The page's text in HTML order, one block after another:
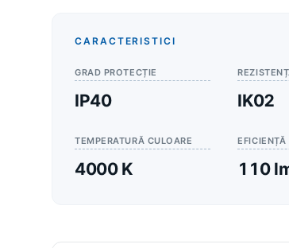
CARACTERISTICI
GRAD PROTECȚIE
IP40 IK02
TEMPERATURĂ CULOARE
4000 K 110